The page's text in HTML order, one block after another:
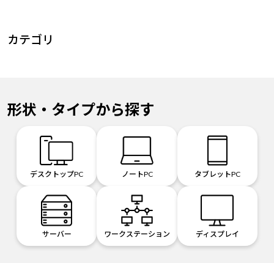
カテゴリ
形状・タイプから探す
デスクトップPC ノートPC タブレットPC
サーバー ワークステーション ディスプレイ